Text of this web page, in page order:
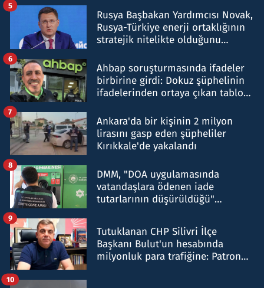
Rusya Başbakan Yardımcısı Novak,
Rusya-Türkiye enerji ortaklığının
stratejik nitelikte olduğunu
5
Ahbap soruşturmasında ifadeler
birbirine girdi: Dokuz şüphelinin
ifadelerinden ortaya çıkan tablo
6
Ankara'da bir kişinin 2 milyon
lirasını gasp eden şüpheliler
Kırıkkale'de yakalandı
7
DMM, "DOA uygulamasında
vatandaşlara ödenen iade
tutarlarının düşürüldüğü"
8
Tutuklanan CHP Silivri İlçe
Başkanı Bulut'un hesabında
milyonluk para trafiğine: Patron
9
10